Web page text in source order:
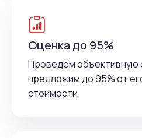
Оценка до 95%
Проведём объективную
предложим до 95% от
стоимости.